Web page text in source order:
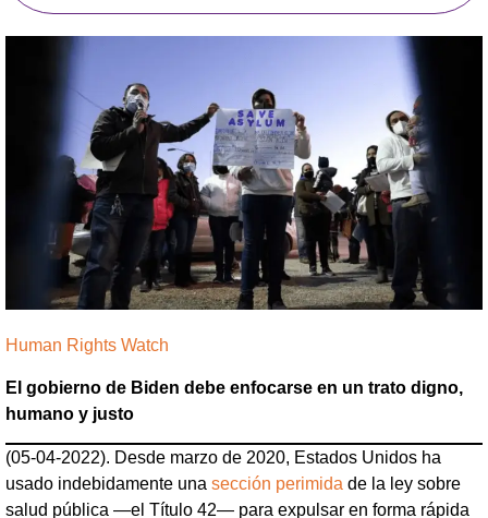
Human Rights Watch
El gobierno de Biden debe enfocarse en un trato digno,
humano y justo
(05-04-2022). Desde marzo de 2020, Estados Unidos ha
usado indebidamente una sección perimida de la ley sobre
salud pública —el Título 42— para expulsar en forma rápida